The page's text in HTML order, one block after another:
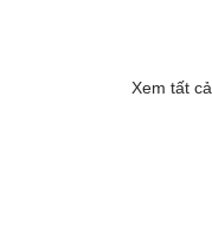
Xem tất cả